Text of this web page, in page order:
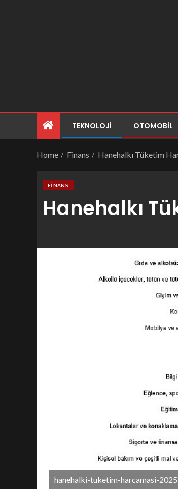
TEKNOLOJI OTOMOBIL
Home Finans Hanehalkı Tüketim
FINANS
Hanehalkı
hanehalki-tuketim-harcamasi-